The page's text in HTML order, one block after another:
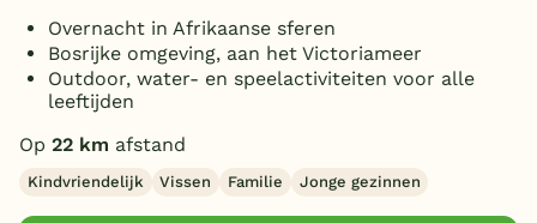
Overnacht in Afrikaanse sferen
Bosrijke omgeving, aan het Victoriameer
Outdoor, water- en speelactiviteiten voor alle
leeftijden
Op 22 km afstand
Kindvriendelijk Vissen Familie Jonge gezinnen